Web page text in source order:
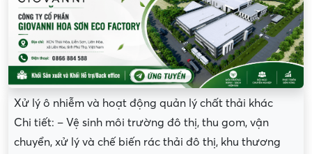
Xử lý ô nhiễm và hoạt động quản lý chất thải khác
Chi tiết: – Vệ sinh môi trường đô thị, thu gom, vận
chuyển, xử lý và chế biến rác thải đô thị, khu thương